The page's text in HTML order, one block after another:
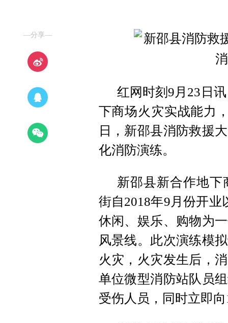
—分享—
红网时刻9月23日
下商场火灾实战能力
日，新邵县消防救援
化消防演练。
新邵县新合作地
街自2018年9月份开
休闲、娱乐、购物为
风景线。此次演练模
火灾，火灾发生后，
单位微型消防站队员
受伤人员，同时立即